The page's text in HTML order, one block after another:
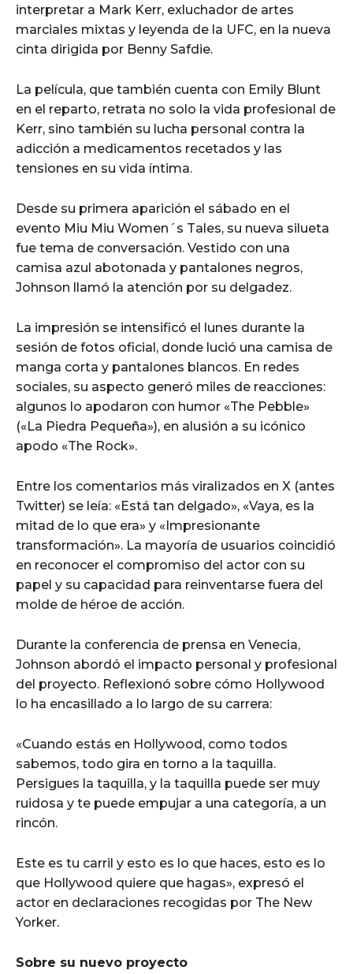
interpretar a Mark Kerr, exluchador de artes
marciales mixtas y leyenda de la UFC, en la nueva
cinta dirigida por Benny Safdie.
La película, que también cuenta con Emily Blunt
en el reparto, retrata no solo la vida profesional de
Kerr, sino también su lucha personal contra la
adicción a medicamentos recetados y las
tensiones en su vida íntima.
Desde su primera aparición el sábado en el
evento Miu Miu Women´s Tales, su nueva silueta
fue tema de conversación. Vestido con una
camisa azul abotonada y pantalones negros,
Johnson llamó la atención por su delgadez.
La impresión se intensificó el lunes durante la
sesión de fotos oficial, donde lució una camisa de
manga corta y pantalones blancos. En redes
sociales, su aspecto generó miles de reacciones:
algunos lo apodaron con humor «The Pebble»
(«La Piedra Pequeña»), en alusión a su icónico
apodo «The Rock».
Entre los comentarios más viralizados en X (antes
Twitter) se leía: «Está tan delgado», «Vaya, es la
mitad de lo que era» y «Impresionante
transformación». La mayoría de usuarios coincidió
en reconocer el compromiso del actor con su
papel y su capacidad para reinventarse fuera del
molde de héroe de acción.
Durante la conferencia de prensa en Venecia,
Johnson abordó el impacto personal y profesional
del proyecto. Reflexionó sobre cómo Hollywood
lo ha encasillado a lo largo de su carrera:
«Cuando estás en Hollywood, como todos
sabemos, todo gira en torno a la taquilla.
Persigues la taquilla, y la taquilla puede ser muy
ruidosa y te puede empujar a una categoría, a un
rincón.
Este es tu carril y esto es lo que haces, esto es lo
que Hollywood quiere que hagas», expresó el
actor en declaraciones recogidas por The New
Yorker.
Sobre su nuevo proyecto